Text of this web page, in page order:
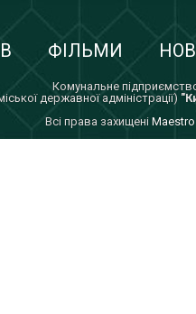
ФІЛЬМИ
Комунальне
державної адміністрації)
Всi права захищенi